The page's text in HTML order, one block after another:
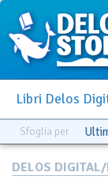
Libri Delos
Sfoglia per
DELOS